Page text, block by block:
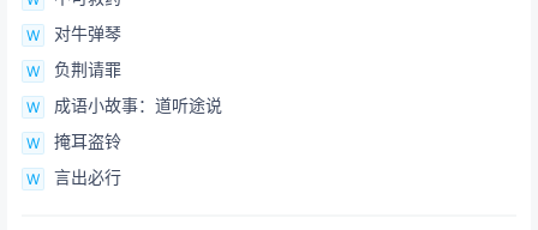
对牛弹琴
负荆请罪
成语小故事：道听途说
掩耳盗铃
言出必行